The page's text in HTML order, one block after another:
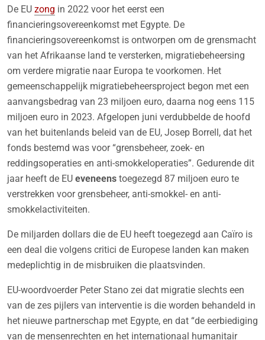
De EU zong in 2022 voor het eerst een
financieringsovereenkomst met Egypte. De
financieringsovereenkomst is ontworpen om de grensmacht
van het Afrikaanse land te versterken, migratiebeheersing
om verdere migratie naar Europa te voorkomen. Het
gemeenschappelijk migratiebeheersproject begon met een
aanvangsbedrag van 23 miljoen euro, daarna nog eens 115
miljoen euro in 2023. Afgelopen juni verdubbelde de hoofd
van het buitenlands beleid van de EU, Josep Borrell, dat het
fonds bestemd was voor “grensbeheer, zoek- en
reddingsoperaties en anti-smokkeloperaties”. Gedurende dit
jaar heeft de EU eveneens toegezegd 87 miljoen euro te
verstrekken voor grensbeheer, anti-smokkel- en anti-
smokkelactiviteiten.
De miljarden dollars die de EU heeft toegezegd aan Caïro is
een deal die volgens critici de Europese landen kan maken
medeplichtig in de misbruiken die plaatsvinden.
EU-woordvoerder Peter Stano zei dat migratie slechts een
van de zes pijlers van interventie is die worden behandeld in
het nieuwe partnerschap met Egypte, en dat “de eerbiediging
van de mensenrechten en het internationaal humanitair